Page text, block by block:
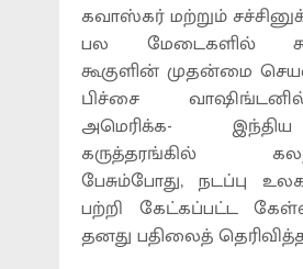
கவாஸ்கர் மற்றும்
பல மேடைகளில்
கூகுளின் முதன்மை
பிச்சை
அமெரிக்க-
கருத்தரங்கில்
பேசும்போது, நடப்பு
பற்றி கேட்கப்பட்ட
தனது பதிலைத்